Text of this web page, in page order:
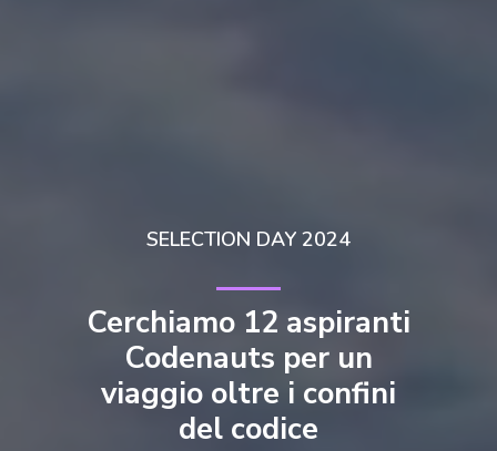
SELECTION DAY 2024
Cerchiamo 12 aspiranti
Codenauts per un
viaggio oltre i confini
del codice